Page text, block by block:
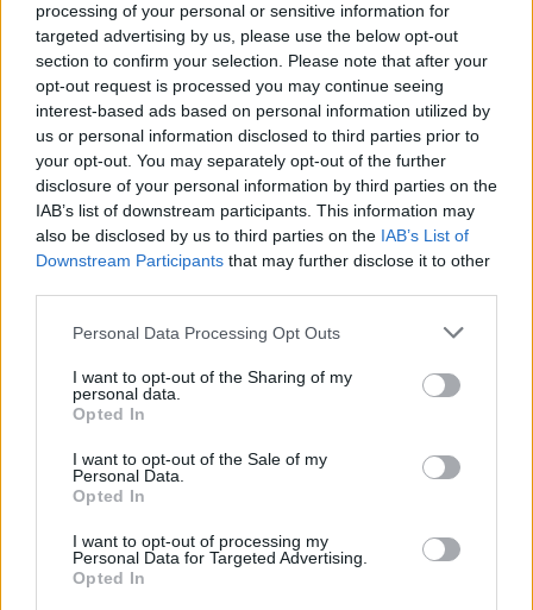
processing of your personal or sensitive information for
targeted advertising by us, please use the below opt-out
section to confirm your selection. Please note that after your
opt-out request is processed you may continue seeing
interest-based ads based on personal information utilized by
us or personal information disclosed to third parties prior to
your opt-out. You may separately opt-out of the further
disclosure of your personal information by third parties on the
IAB’s list of downstream participants. This information may
also be disclosed by us to third parties on the IAB’s List of
Downstream Participants that may further disclose it to other
Personal Data Processing Opt Outs
I want to opt-out of the Sharing of my
personal data.
Opted In
I want to opt-out of the Sale of my
Personal Data.
Opted In
I want to opt-out of processing my
Personal Data for Targeted Advertising.
Opted In
Le style de jeu unique proposé par Jardin des
Mots a beaucoup contribué à sa popularité. S'il
vous plaît soutenir IsCool Entertainment en tant
que développeur de jeux Jardin des Mots en
partageant et noter le jeu avec votre liste d'amis,
plus joueur signifie plus de revenus pour le
développeur alors s'il vous plaît aidez-le à
grandir. Vous ne pouvez toujours pas trouver un
Réponses mises à jour: 2026-05-19
Entrez toutes les lettres de puzzle:
Entrez
toutes
lettres
Chercher
Niveau de jeu introuvable.